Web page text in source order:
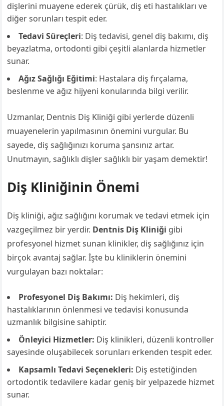
dişlerini muayene ederek çürük, diş eti hastalıkları ve
diğer sorunları tespit eder.
Tedavi Süreçleri: Diş tedavisi, genel diş bakımı, diş
beyazlatma, ortodonti gibi çeşitli alanlarda hizmetler
sunar.
Ağız Sağlığı Eğitimi: Hastalara diş fırçalama,
beslenme ve ağız hijyeni konularında bilgi verilir.
Uzmanlar, Dentnis Diş Kliniği gibi yerlerde düzenli
muayenelerin yapılmasının önemini vurgular. Bu
sayede, diş sağlığınızı koruma şansınız artar.
Unutmayın, sağlıklı dişler sağlıklı bir yaşam demektir!
Diş Kliniğinin Önemi
Diş kliniği, ağız sağlığını korumak ve tedavi etmek için
vazgeçilmez bir yerdir. Dentnis Diş Kliniği gibi
profesyonel hizmet sunan klinikler, diş sağlığınız için
birçok avantaj sağlar. İşte bu kliniklerin önemini
vurgulayan bazı noktalar:
Profesyonel Diş Bakımı: Diş hekimleri, diş
hastalıklarının önlenmesi ve tedavisi konusunda
uzmanlık bilgisine sahiptir.
Önleyici Hizmetler: Diş klinikleri, düzenli kontroller
sayesinde oluşabilecek sorunları erkenden tespit eder.
Kapsamlı Tedavi Seçenekleri: Diş estetiğinden
ortodontik tedavilere kadar geniş bir yelpazede hizmet
sunar.